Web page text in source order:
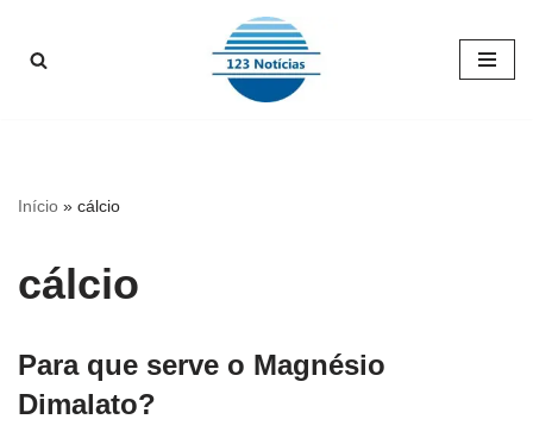
Pular
Início » cálcio
cálcio
Para que serve o Magnésio
Dimalato?